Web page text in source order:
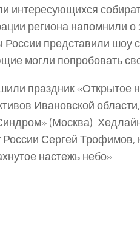
интересующихся
региона напомнили о
России представили шоу
могли попробовать
праздник «Открытое
Ивановской
(Москва).
России Сергей Трофимов,
настежь небо».